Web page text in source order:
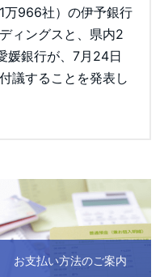
万966社）の伊予銀行
ィングスと、県内2
媛銀行が、7月24日
議することを発表し
お支払い方法のご案内